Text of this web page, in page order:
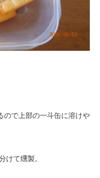
ので上部の一斗缶に溶けや
けて燻製。